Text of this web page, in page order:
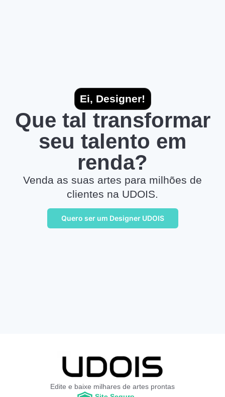
Ei, Designer!
Que tal transformar
seu talento em
renda?
Venda as suas artes para milhões de
clientes na UDOIS.
Quero ser um Designer UDOIS
Edite e baixe milhares de artes prontas